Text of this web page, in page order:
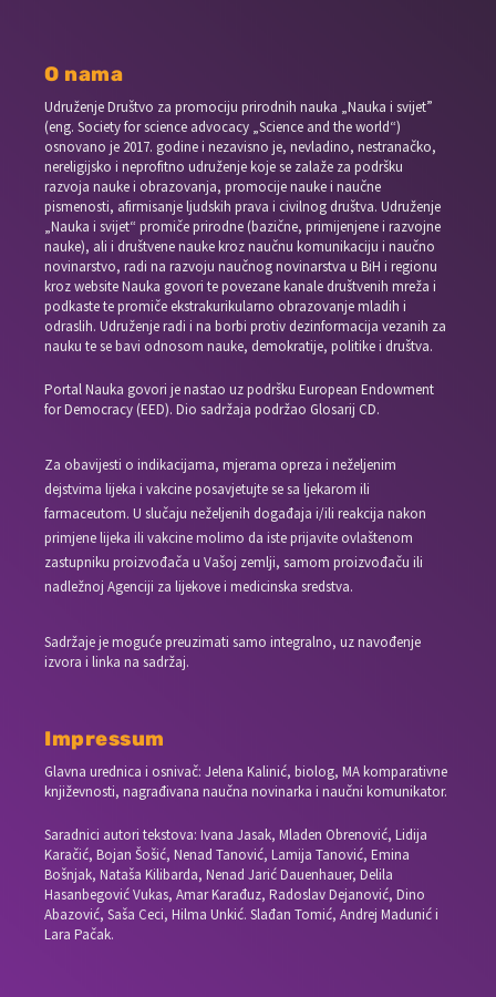
O nama
Udruženje Društvo za promociju prirodnih nauka „Nauka i svijet”
(eng. Society for science advocacy „Science and the world“)
osnovano je 2017. godine i nezavisno je, nevladino, nestranačko,
nereligijsko i neprofitno udruženje koje se zalaže za podršku
razvoja nauke i obrazovanja, promocije nauke i naučne
pismenosti, afirmisanje ljudskih prava i civilnog društva. Udruženje
„Nauka i svijet“ promiče prirodne (bazične, primijenjene i razvojne
nauke), ali i društvene nauke kroz naučnu komunikaciju i naučno
novinarstvo, radi na razvoju naučnog novinarstva u BiH i regionu
kroz website Nauka govori te povezane kanale društvenih mreža i
podkaste te promiče ekstrakurikularno obrazovanje mladih i
odraslih. Udruženje radi i na borbi protiv dezinformacija vezanih za
nauku te se bavi odnosom nauke, demokratije, politike i društva.
Portal Nauka govori je nastao uz podršku European Endowment
for Democracy (EED). Dio sadržaja podržao Glosarij CD.
Za obavijesti o indikacijama, mjerama opreza i neželjenim
dejstvima lijeka i vakcine posavjetujte se sa ljekarom ili
farmaceutom. U slučaju neželjenih događaja i/ili reakcija nakon
primjene lijeka ili vakcine molimo da iste prijavite ovlaštenom
zastupniku proizvođača u Vašoj zemlji, samom proizvođaču ili
nadležnoj Agenciji za lijekove i medicinska sredstva.
Sadržaje je moguće preuzimati samo integralno, uz navođenje
izvora i linka na sadržaj.
Impressum
Glavna urednica i osnivač: Jelena Kalinić, biolog, MA komparativne
književnosti, nagrađivana naučna novinarka i naučni komunikator.
Saradnici autori tekstova: Ivana Jasak, Mladen Obrenović, Lidija
Karačić, Bojan Šošić, Nenad Tanović, Lamija Tanović, Emina
Bošnjak, Nataša Kilibarda, Nenad Jarić Dauenhauer, Delila
Hasanbegović Vukas, Amar Karađuz, Radoslav Dejanović, Dino
Abazović, Saša Ceci, Hilma Unkić. Slađan Tomić, Andrej Madunić i
Lara Pačak.